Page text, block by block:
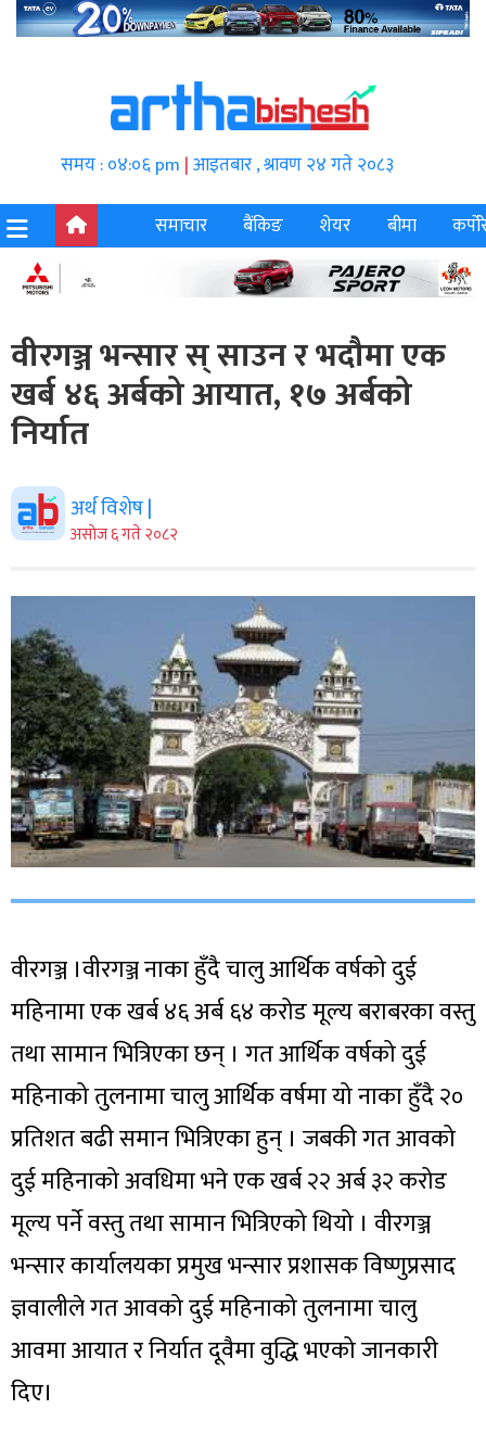
समय : ०४:०६ pm |आइतबार , श्रावण २४ गते २०८३
समाचार
बैंकिङ शेयर बीमा
वीरगञ्ज भन्सार स् साउन र भदौमा एक
खर्ब ४६ अर्बको आयात, १७ अर्बको
निर्यात
अर्थ विशेष |
असाेज ६ गते २०८२
वीरगञ्ज ।वीरगञ्ज नाका हुँदै चालु आर्थिक वर्षको दुई
महिनामा एक खर्ब ४६ अर्ब ६४ करोड मूल्य बराबरका वस्तु
तथा सामान भित्रिएका छन् । गत आर्थिक वर्षको दुई
महिनाको तुलनामा चालु आर्थिक वर्षमा यो नाका हुँदै २०
प्रतिशत बढी समान भित्रिएका हुन् । जबकी गत आवको
दुई महिनाको अवधिमा भने एक खर्ब २२ अर्ब ३२ करोड
मूल्य पर्ने वस्तु तथा सामान भित्रिएको थियो । वीरगञ्ज
भन्सार कार्यालयका प्रमुख भन्सार प्रशासक विष्णुप्रसाद
ज्ञवालीले गत आवको दुई महिनाको तुलनामा चालु
आवमा आयात र निर्यात दूवैमा वुद्धि भएको जानकारी
दिए।